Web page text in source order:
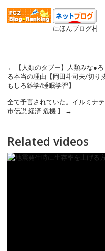
にほんブログ村
←
【人類のタブー】人類みな●
る本当の理由【岡田斗司夫/切り
もしろ雑学/睡眠学習】
全て予言されていた。イルミナ
市伝説 経済 危機 】
→
Related videos